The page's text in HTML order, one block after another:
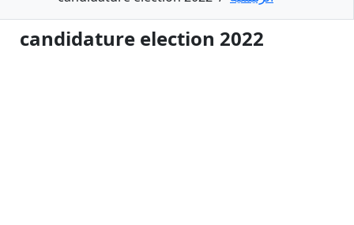
candidature election 2022